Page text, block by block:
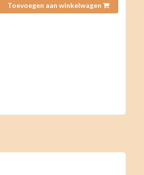
Toevoegen aan winkelwagen